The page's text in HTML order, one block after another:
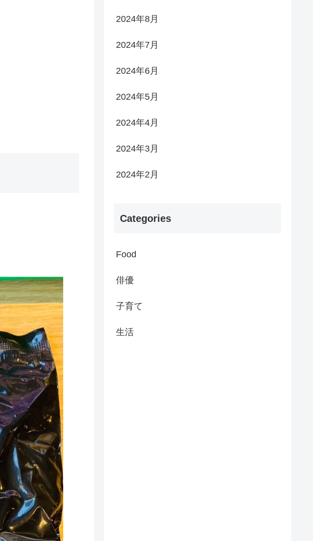
2024年8月
2024年7月
2024年6月
2024年5月
2024年4月
2024年3月
2024年2月
Categories
Food
俳優
子育て
生活